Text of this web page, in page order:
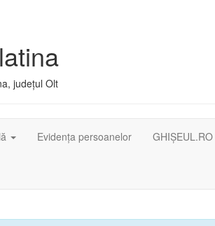
județul Olt
Evidența persoanelor GHIȘEUL.RO